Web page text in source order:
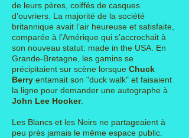
de leurs pères, coiffés de casques
d’ouvriers. La majorité de la société
britannique avait l’air heureuse et satisfaite,
comparée à l’Amérique qui s’accrochait à
son nouveau statut: made in the USA. En
Grande-Bretagne, les gamins se
précipitaient sur scène lorsque Chuck
Berry entamait son "duck walk" et faisaient
la ligne pour demander une autographe à
John Lee Hooker.
Les Blancs et les Noirs ne partageaient à
peu près jamais le même espace public.